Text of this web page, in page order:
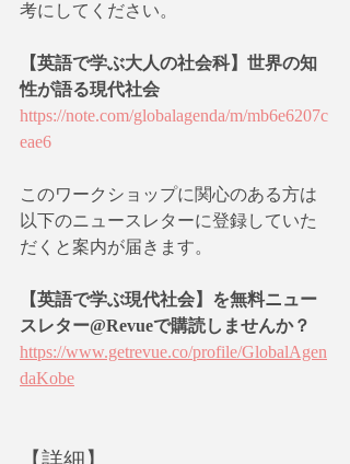
考にしてください。
【英語で学ぶ大人の社会科】世界の知
性が語る現代社会
https://note.com/globalagenda/m/mb6e6207c
eae6
このワークショップに関心のある方は
以下のニュースレターに登録していた
だくと案内が届きます。
【英語で学ぶ現代社会】を無料ニュー
スレター@Revueで購読しませんか？
https://www.getrevue.co/profile/GlobalAgen
daKobe